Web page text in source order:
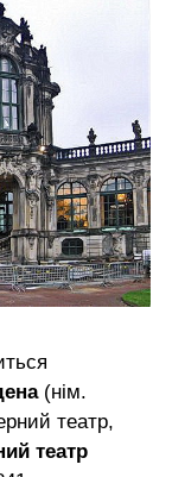
(нім.
театр,
театр